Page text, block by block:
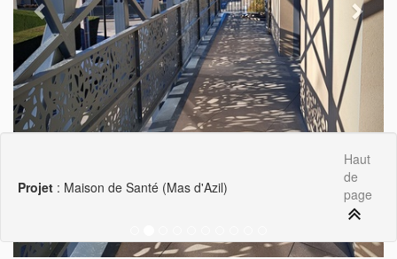
Projet : Maison de Santé (Mas d'Azil)
Haut
de
page